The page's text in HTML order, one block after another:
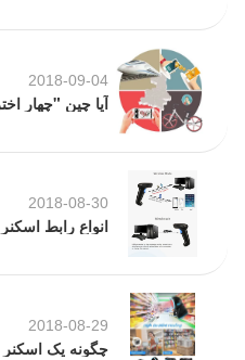
2018-09-04
آیا چین "چهار
2018-08-30
انواع رابط
2018-08-29
چگونه یک اسکنر